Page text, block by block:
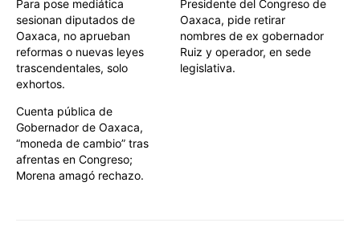
Para pose mediática
sesionan diputados de
Oaxaca, no aprueban
reformas o nuevas leyes
trascendentales, solo
exhortos.
Presidente del Congreso de
Oaxaca, pide retirar
nombres de ex gobernador
Ruiz y operador, en sede
legislativa.
Cuenta pública de
Gobernador de Oaxaca,
“moneda de cambio” tras
afrentas en Congreso;
Morena amagó rechazo.